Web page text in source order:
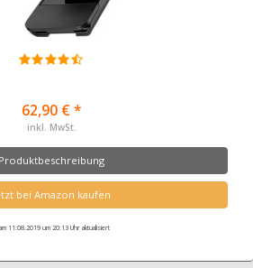
62,90 € *
inkl. MwSt.
Produktbeschreibung
bei Amazon kaufen
11.08.2019 um 20:13 Uhr aktualisiert